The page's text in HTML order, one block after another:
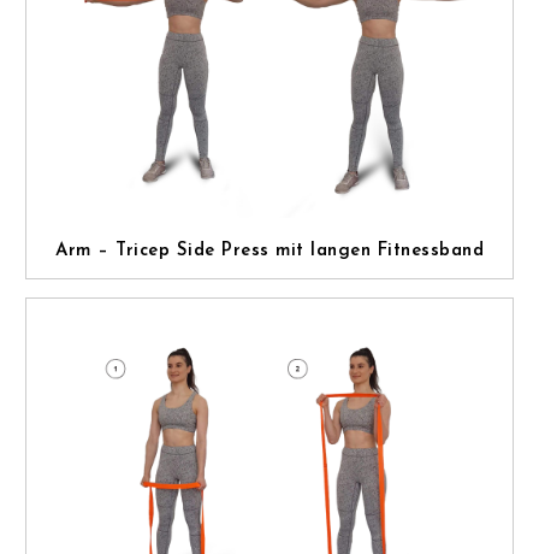
Arm – Tricep Side Press mit langen Fitnessband